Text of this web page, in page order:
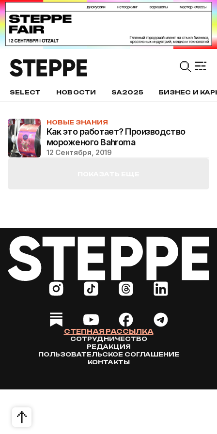
SELECT НОВОСТИ SA2025 БИЗНЕС И
НОВЫЕ ЗНАНИЯ
Как это работает? Производство
мороженого Bahroma
12 Сентября, 2019
СТЕПНАЯ РАССЫЛКА
СОТРУДНИЧЕСТВО
РЕДАКЦИЯ
ПОЛЬЗОВАТЕЛЬСКОЕ СОГЛАШЕНИЕ
КОНТАКТЫ